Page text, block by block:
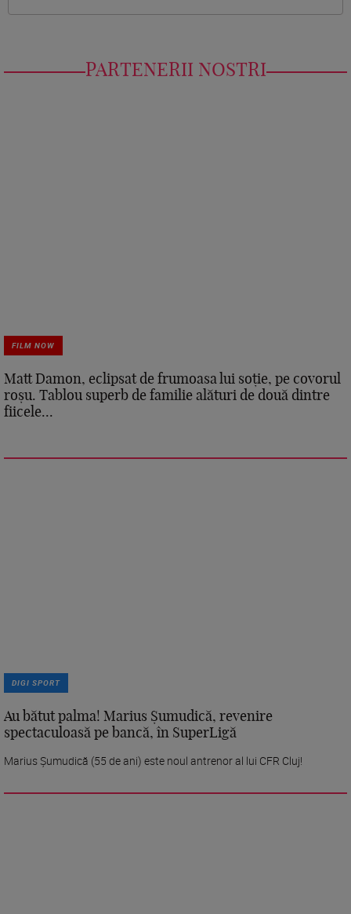
PARTENERII NOSTRI
FILM NOW
Matt Damon, eclipsat de frumoasa lui soție, pe covorul
roșu. Tablou superb de familie alături de două dintre
fiicele...
DIGI SPORT
Au bătut palma! Marius Șumudică, revenire
spectaculoasă pe bancă, în SuperLigă
Marius Șumudică (55 de ani) este noul antrenor al lui CFR Cluj!